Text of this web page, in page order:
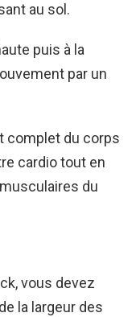
au sol.
puis à la
par un
complet du corps
cardio tout en
du
vous devez
la largeur des